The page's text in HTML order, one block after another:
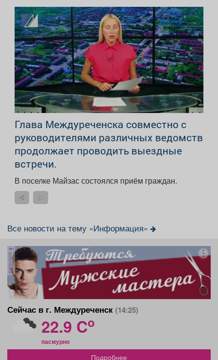
Глава Междуреченска совместно с
руководителями различных ведомств
продолжает проводить выездные
встречи.
В поселке Майзас состоялся приём граждан.
Все новости на тему «Информация»
реклама
Сейчас в г. Междуреченск (14:25)
22.9 Co
пасмурно
Подробнее